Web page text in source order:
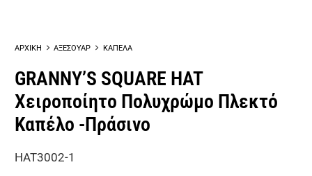
ΑΡΧΙΚΗ ΑΞΕΣΟΥΑΡ ΚΑΠΕΛΑ
GRANNY’S SQUARE HAT
Χειροποίητο Πολυχρώμο Πλεκτό
Καπέλο -Πράσινο
HAT3002-1